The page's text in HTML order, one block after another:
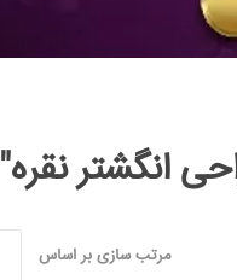
انگشتر نقره"
مرتب سازی بر اساس